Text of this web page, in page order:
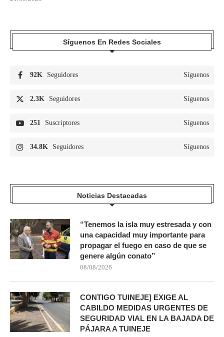
Síguenos En Redes Sociales
92K Seguidores Síguenos
2.3K Seguidores Síguenos
251 Suscriptores Síguenos
34.8K Seguidores Síguenos
Noticias Destacadas
“Tenemos la isla muy estresada y con
una capacidad muy importante para
propagar el fuego en caso de que se
genere algún conato”
08/08/2026
CONTIGO TUINEJE] EXIGE AL
CABILDO MEDIDAS URGENTES DE
SEGURIDAD VIAL EN LA BAJADA DE
PÁJARA A TUINEJE